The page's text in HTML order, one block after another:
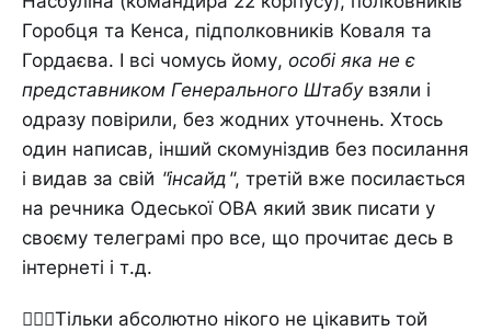
Горобця та Кенса, підполковників Коваля та
Гордаєва. І всі чомусь йому, особі яка не є
представником Генерального Штабувзяли і
одразу повірили, без жодних уточнень. Хтось
один написав, інший скомуніздив без посилання
і видав за свій "інсайд", третій вже посилається
на речника Одеської ОВА який звик писати у
своєму телеграмі про все, що прочитає десь в
інтернеті і т.д.
🤷🏼‍♀️Тільки абсолютно нікого не цікавить той